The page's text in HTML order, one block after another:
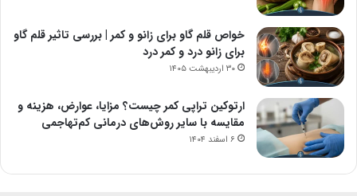
خواص قلم گاو برای زانو و کمر | بررسی تاثیر قلم گاو
برای زانو درد و کمر درد
۳۰ اردیبهشت ۱۴۰۵
ارتوکین تراپی کمر چیست؟ مزایا، عوارض، هزینه و
مقایسه با سایر روش‌های درمانی کم‌تهاجمی
۶ اسفند ۱۴۰۴